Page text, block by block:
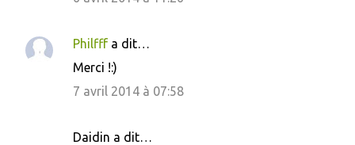
e
Philfff a dit…
Merci !:)
7 avril 2014 à 07:58
Daidin a dit…